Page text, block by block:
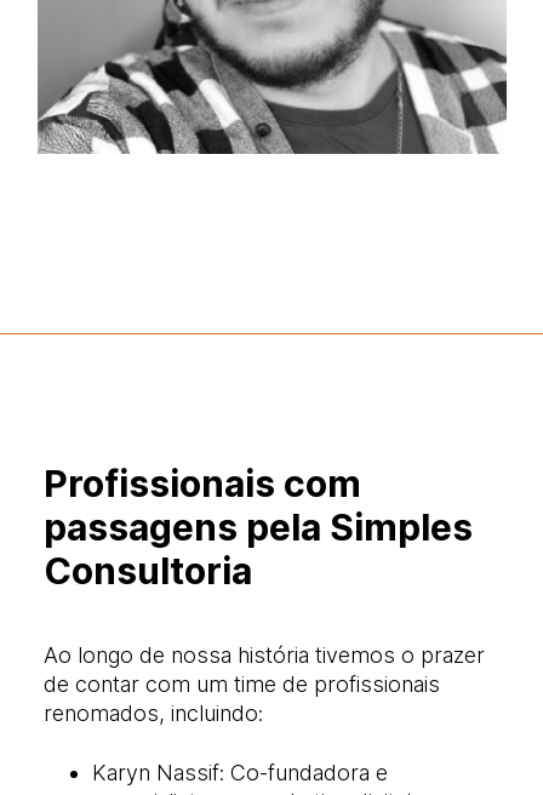
Profissionais com
passagens pela Simples
Consultoria
Ao longo de nossa história tivemos o prazer
de contar com um time de profissionais
renomados, incluindo:
Karyn Nassif: Co-fundadora e